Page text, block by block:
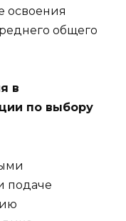
освоения
общего
в
по выбору
подаче